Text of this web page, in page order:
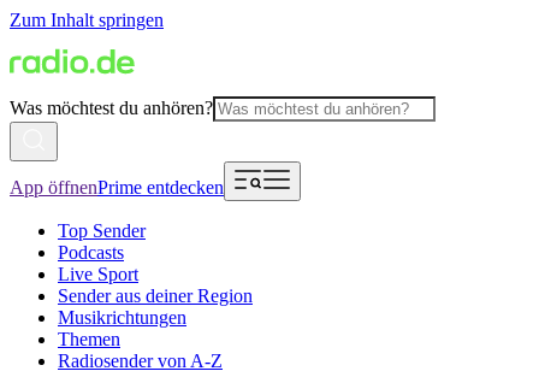
Zum Inhalt springen
Was möchtest du anhören?
App öffnenPrime entdecken
Top Sender
Podcasts
Live Sport
Sender aus deiner Region
Musikrichtungen
Themen
Radiosender von A-Z